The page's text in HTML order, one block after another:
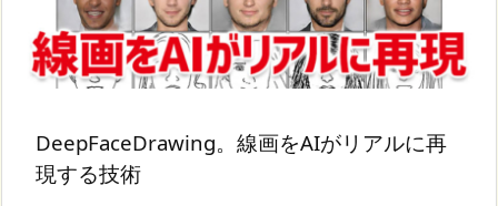
DeepFaceDrawing。線画をAIがリアルに再
現する技術